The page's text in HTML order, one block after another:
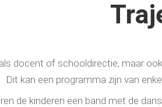
docent of schooldirectie, maar
Dit kan een programma zijn van
de kinderen een band met de